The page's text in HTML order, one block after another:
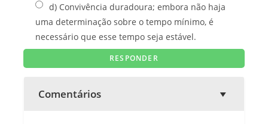
d) Convivência duradoura; embora não haja
uma determinação sobre o tempo mínimo, é
necessário que esse tempo seja estável.
Comentários